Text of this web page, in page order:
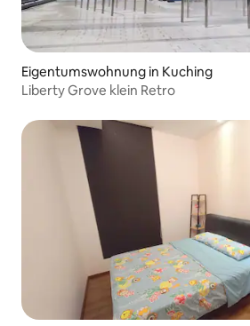
Eigentumswohnung in Kuching
Liberty Grove klein Retro